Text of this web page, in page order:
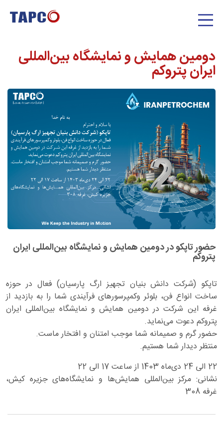
دومین همایش و نمایشگاه بین‌المللی
ایران پتروکم
حضور تاپکو در دومین همایش و نمایشگاه بین‌المللی ایران
پتروکم
تاپکو (شرکت دانش بنیان تجهیز ارگ پارسیان) فعال در حوزه
ساخت انواع فن، بلوئر و‌کمپرسورهای فرآیندی شما را به بازدید از
غرفه این شرکت در دومین همایش و نمایشگاه بین‌المللی ایران
پتروکم دعوت می‌نماید.
حضور گرم و صمیمانه شما موجب امتنان و افتخار ماست.
منتظر دیدار شما هستیم.
22 الی 24 دی‌ماه 1403 از ساعت 17 الی 22
نشانی: مرکز بین‌المللی همایش‌ها و نمایشگاه‌های جزیره کیش،
غرفه 308